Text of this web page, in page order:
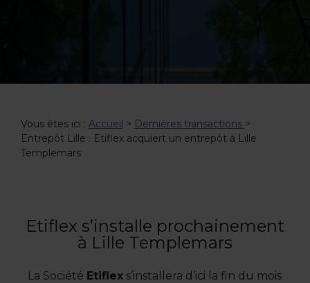
Vous êtes ici : Accueil > Dernières transactions >
Entrepôt Lille : Etiflex acquiert un entrepôt à Lille
Templemars
Etiflex s’installe prochainement
à Lille Templemars
La Société Etiflex s’installera d’ici la fin du mois